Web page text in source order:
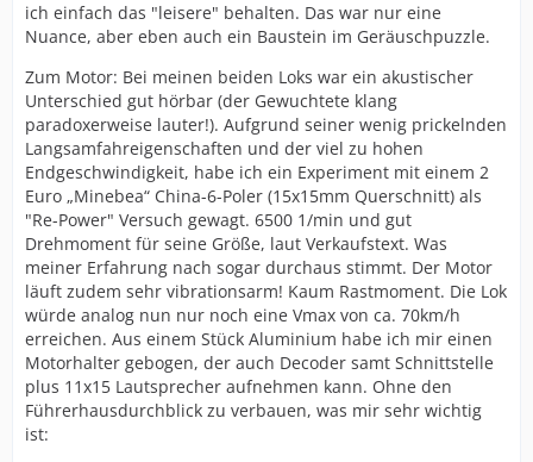
ich einfach das "leisere" behalten. Das war nur eine
Nuance, aber eben auch ein Baustein im Geräuschpuzzle.
Zum Motor: Bei meinen beiden Loks war ein akustischer
Unterschied gut hörbar (der Gewuchtete klang
paradoxerweise lauter!). Aufgrund seiner wenig prickelnden
Langsamfahreigenschaften und der viel zu hohen
Endgeschwindigkeit, habe ich ein Experiment mit einem 2
Euro „Minebea“ China-6-Poler (15x15mm Querschnitt) als
"Re-Power" Versuch gewagt. 6500 1/min und gut
Drehmoment für seine Größe, laut Verkaufstext. Was
meiner Erfahrung nach sogar durchaus stimmt. Der Motor
läuft zudem sehr vibrationsarm! Kaum Rastmoment. Die Lok
würde analog nun nur noch eine Vmax von ca. 70km/h
erreichen. Aus einem Stück Aluminium habe ich mir einen
Motorhalter gebogen, der auch Decoder samt Schnittstelle
plus 11x15 Lautsprecher aufnehmen kann. Ohne den
Führerhausdurchblick zu verbauen, was mir sehr wichtig
ist: